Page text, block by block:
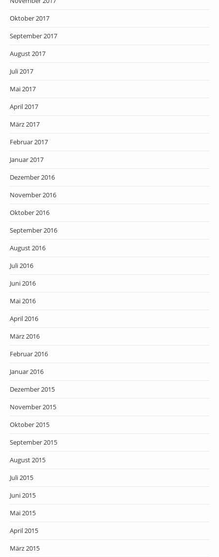
Oktober 2017
September 2017
August 2017
Juli 2017
Mai 2017
April 2017
März 2017
Februar 2017
Januar 2017
Dezember 2016
November 2016
Oktober 2016
September 2016
August 2016
Juli 2016
Juni 2016
Mai 2016
April 2016
März 2016
Februar 2016
Januar 2016
Dezember 2015
November 2015
Oktober 2015
September 2015
August 2015
Juli 2015
Juni 2015
Mai 2015
April 2015
März 2015